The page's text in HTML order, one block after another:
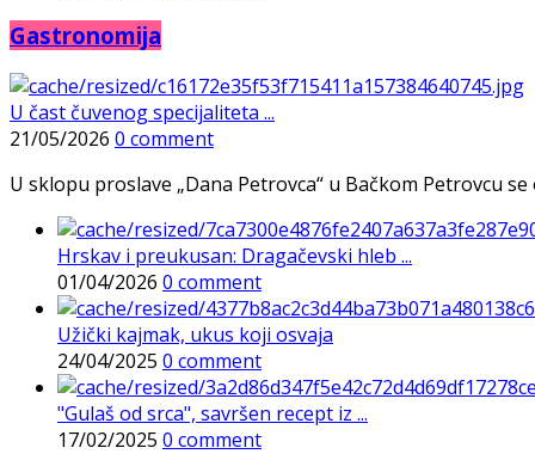
Gastronomija
U čast čuvenog specijaliteta ...
21/05/2026 0 comment
U sklopu proslave „Dana Petrovca“ u Bačkom Petrovcu
Hrskav i preukusan: Dragačevski hleb ...
01/04/2026 0 comment
Užički kajmak, ukus koji osvaja
24/04/2025 0 comment
"Gulaš od srca", savršen recept iz ...
17/02/2025 0 comment